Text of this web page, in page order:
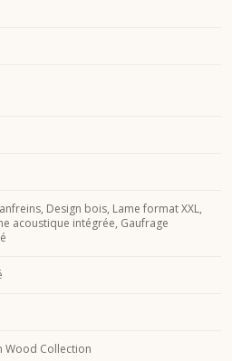
Design bois, Lame format XXL,
acoustique intégrée, Gaufrage
Wood Collection